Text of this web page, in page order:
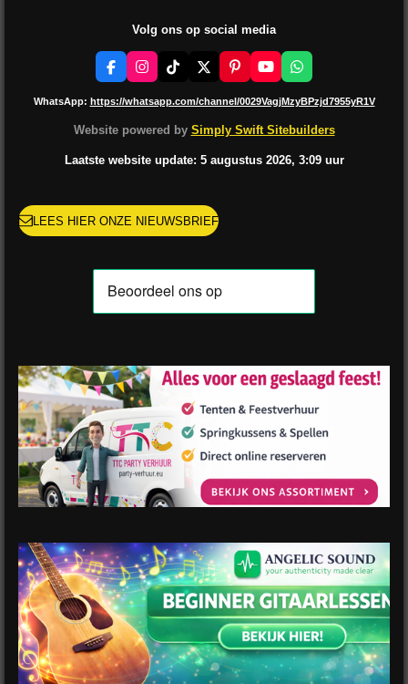
Volg ons op social media
F
a
c
b
k
I
n
s
a
r
a
T
k
o
X
P
i
n
e
r
s
Y
o
u
u
b
e
W
h
a
s
A
p
p
WhatsApp: https://whatsapp.com/channel/0029VagjMzyBPzjd7955yR1V
Website powered by Simply Swift Sitebuilders
Laatste website update: 5 augustus 2026, 3:09 uur
LEES HIER ONZE NIEUWSBRIEF